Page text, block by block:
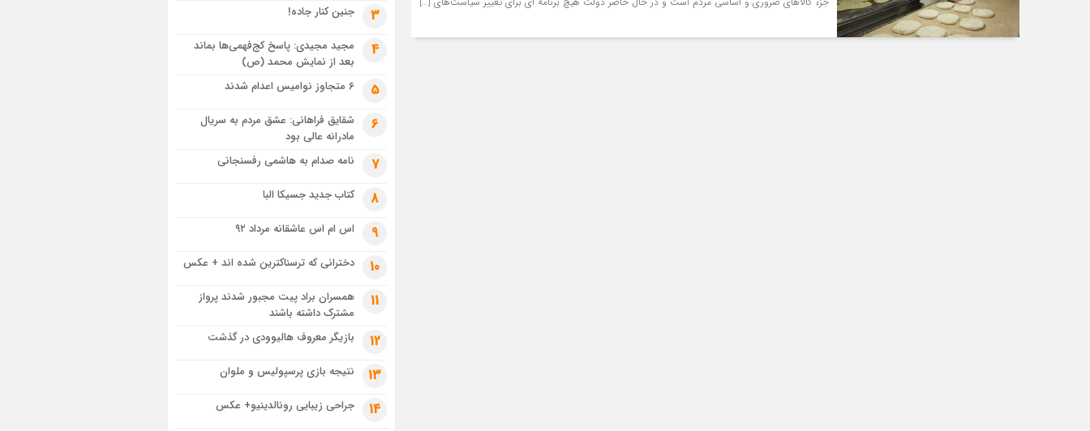
3 جنین کنار جاده!
4
مجید مجیدی: پاسخ کج‌فهمی‌ها بماند
بعد از نمایش محمد (ص)
5 ۶ متجاوز نوامیس اعدام شدند
6
شقایق فراهانی: عشق مردم به سریال
مادرانه عالی بود
7 نامه صدام به هاشمی رفسنجانی
8 کتاب جدید جسیکا البا
9 اس ام اس عاشقانه مرداد ۹۲
10 دخترانی که ترسناکترین شده اند + عکس
11
همسران براد پیت مجبور شدند پرواز
مشترک داشته باشند
12 بازیگر معروف هالیوودی در گذشت
13 نتیجه بازی پرسپولیس و ملوان
14 جراحی زیبایی رونالدینیو+ عکس